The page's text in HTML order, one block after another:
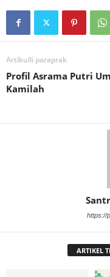
Artikulli paraprak
Profil Asrama Putri
Kamilah
https://
ARTIKEL